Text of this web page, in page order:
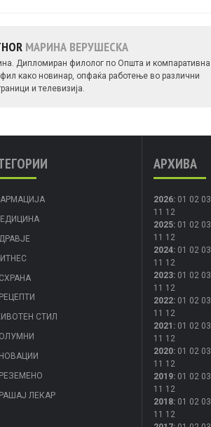
МАРИНА ВЕРУШЕСКА
Дипломиран филолог по Општа и компаративна
како новинар, опфаќа работење во различни
и телевизија.
РЕЦЕПТИ
СТИЛ
ЛЕКАР
АРХИВА
2026: 01 02 03
11 12
2025: 01 02 03
11 12
2024: 01 02 03
11 12
2023: 01 02 03
11 12
2022: 01 02 03
11 12
2021 : 01 02 03
11 12
2020: 01 02 03
11 12
2019: 01 02 03
11 12
2018: 01 02 03
11 12